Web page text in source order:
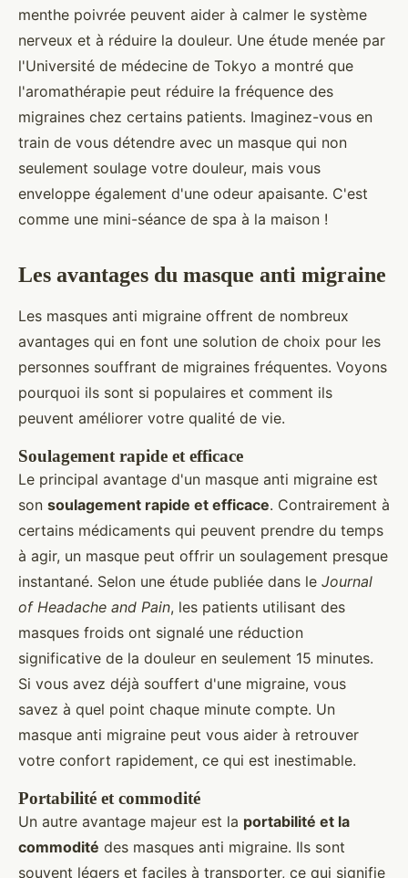
menthe poivrée peuvent aider à calmer le système
nerveux et à réduire la douleur. Une étude menée par
l'Université de médecine de Tokyo a montré que
l'aromathérapie peut réduire la fréquence des
migraines chez certains patients. Imaginez-vous en
train de vous détendre avec un masque qui non
seulement soulage votre douleur, mais vous
enveloppe également d'une odeur apaisante. C'est
comme une mini-séance de spa à la maison !
Les avantages du masque anti migraine
Les masques anti migraine offrent de nombreux
avantages qui en font une solution de choix pour les
personnes souffrant de migraines fréquentes. Voyons
pourquoi ils sont si populaires et comment ils
peuvent améliorer votre qualité de vie.
Soulagement rapide et efficace
Le principal avantage d'un masque anti migraine est
son soulagement rapide et efficace. Contrairement à
certains médicaments qui peuvent prendre du temps
à agir, un masque peut offrir un soulagement presque
instantané. Selon une étude publiée dans le Journal
of Headache and Pain, les patients utilisant des
masques froids ont signalé une réduction
significative de la douleur en seulement 15 minutes.
Si vous avez déjà souffert d'une migraine, vous
savez à quel point chaque minute compte. Un
masque anti migraine peut vous aider à retrouver
votre confort rapidement, ce qui est inestimable.
Portabilité et commodité
Un autre avantage majeur est la portabilité et la
commodité des masques anti migraine. Ils sont
souvent légers et faciles à transporter, ce qui signifie